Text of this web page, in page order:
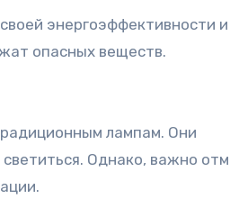
энергоэффективности и
опасных веществ.
лампам. Они
Однако, важно